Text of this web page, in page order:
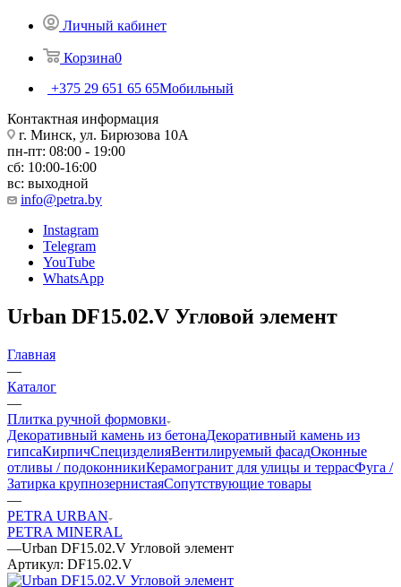
Личный кабинет
Корзина0
+375 29 651 65 65Мобильный
Контактная информация
г. Минск, ул. Бирюзова 10А
пн-пт: 08:00 - 19:00
сб: 10:00-16:00
вс: выходной
info@petra.by
Instagram
Telegram
YouTube
WhatsApp
Urban DF15.02.V Угловой элемент
Главная
—
Каталог
—
Плитка ручной формовки
Декоративный камень из бетонаДекоративный камень из
гипсаКирпичСпецизделияВентилируемый фасадОконные
отливы / подоконникиКерамогранит для улицы и террасФуга /
Затирка крупнозернистаяСопутствующие товары
—
PETRA URBAN
PETRA MINERAL
—Urban DF15.02.V Угловой элемент
Артикул: DF15.02.V